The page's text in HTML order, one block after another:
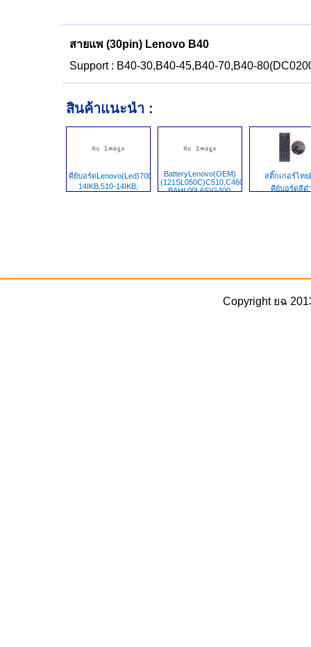
สายแพ (30pin) Lenovo B40
Support : B40-30,B40-45,B40-70,B40-
สินค้าแนะนำ :
คีย์บอร์ดLenovo(Led)700-
14IKB,510-14IKB,
BatteryLenovo(OEM)
BAHL00L6S)G400,
สติ๊กเกอร์ไทย
คีย์บอร์ดสีด
Copyright ยฉ